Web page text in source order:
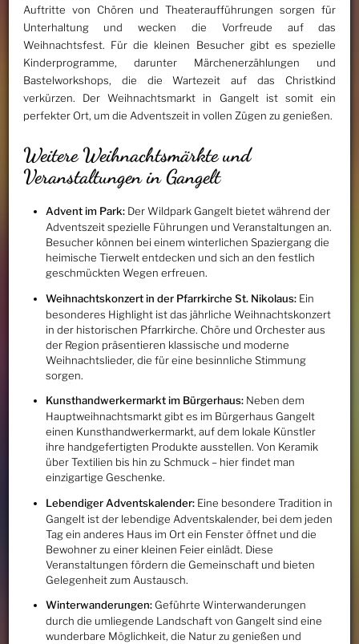
Auftritte von Chören und Theateraufführungen sorgen für
Unterhaltung und wecken die Vorfreude auf das
Weihnachtsfest. Für die kleinen Besucher gibt es spezielle
Kinderprogramme, darunter Märchenerzählungen und
Bastelworkshops, die die Wartezeit auf das Christkind
verkürzen. Der Weihnachtsmarkt in Gangelt ist somit ein
perfekter Ort, um die Adventszeit in vollen Zügen zu genießen.
Weitere Weihnachtsmärkte und
Veranstaltungen in Gangelt
Advent im Park:Der Wildpark Gangelt bietet während der
Adventszeit spezielle Führungen und Veranstaltungen an.
Besucher können bei einem winterlichen Spaziergang die
heimische Tierwelt entdecken und sich an den festlich
geschmückten Wegen erfreuen.
Weihnachtskonzert in der Pfarrkirche St. Nikolaus:Ein
besonderes Highlight ist das jährliche Weihnachtskonzert
in der historischen Pfarrkirche. Chöre und Orchester aus
der Region präsentieren klassische und moderne
Weihnachtslieder, die für eine besinnliche Stimmung
sorgen.
Kunsthandwerkermarkt im Bürgerhaus:Neben dem
Hauptweihnachtsmarkt gibt es im Bürgerhaus Gangelt
einen Kunsthandwerkermarkt, auf dem lokale Künstler
ihre handgefertigten Produkte ausstellen. Von Keramik
über Textilien bis hin zu Schmuck – hier findet man
einzigartige Geschenke.
Lebendiger Adventskalender:Eine besondere Tradition in
Gangelt ist der lebendige Adventskalender, bei dem jeden
Tag ein anderes Haus im Ort ein Fenster öffnet und die
Bewohner zu einer kleinen Feier einlädt. Diese
Veranstaltungen fördern die Gemeinschaft und bieten
Gelegenheit zum Austausch.
Winterwanderungen:Geführte Winterwanderungen
durch die umliegende Landschaft von Gangelt sind eine
wunderbare Möglichkeit, die Natur zu genießen und